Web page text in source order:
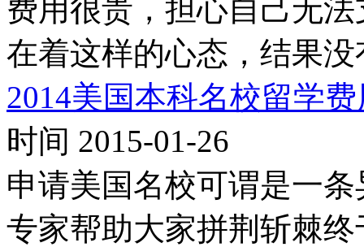
费用很贵，担心自己无
在着这样的心态，结果
2014美国本科名校留学
时间 2015-01-26
申请美国名校可谓是一
专家帮助大家拼荆斩棘